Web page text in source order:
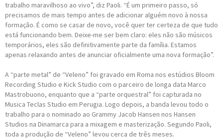
trabalho maravilhoso ao vivo”, diz Paoli. “É um primeiro passo, só
precisamos de mais tempo antes de adicionar alguém novo à nossa
formação. É como se casar de novo, você quer ter certeza de que tudo
está funcionando bem. Deixe-me ser bem claro: eles não são músicos
temporários, eles são definitivamente parte da família. Estamos
apenas relaxando antes de anunciar oficialmente uma nova formação”.
A “parte metal” de “Veleno” foi gravado em Roma nos estúdios Bloom
Recording Studio e Kick Studio com o parceiro de longa data Marco
Mastrobuono, enquanto que a “parte orquestral” foi capturada no
Musica Teclas Studio em Perugia. Logo depois, a banda levou todo o
trabalho para o nominado ao Grammy Jacob Hansen nos Hansen
Studios na Dinamarca para a mixagem e masterização. Segundo Paoli,
toda a produção de “Veleno” levou cerca de três meses.